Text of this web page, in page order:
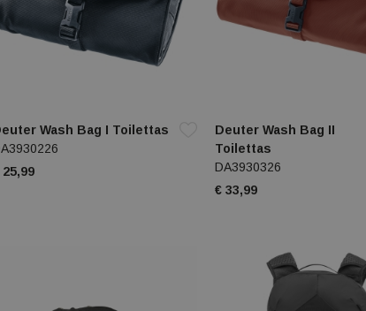
Wash Bag I Toilettas
25,99
Deuter Wash Bag II
Toilettas
DA3930326
€ 33,99